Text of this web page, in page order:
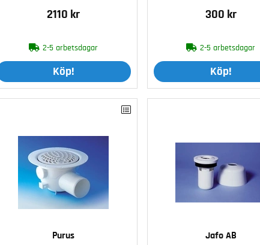
2110 kr
2-5 arbetsdagar
Köp!
300 kr
2-5 arbetsdagar
Köp!
Purus Jafo AB